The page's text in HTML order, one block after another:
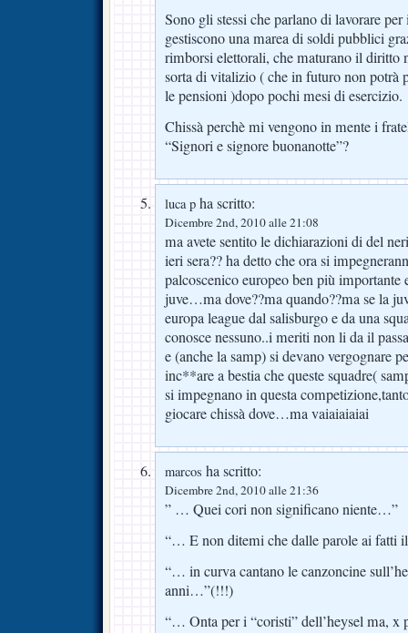
Sono gli stessi che parlano di lavorare per
gestiscono una marea di soldi pubblici
rimborsi elettorali, che maturano il diritto
sorta di vitalizio ( che in futuro non potrà
le pensioni )dopo pochi mesi di esercizio.
Chissà perchè mi vengono in mente i
“Signori e signore buonanotte”?
luca p ha scritto:
Dicembre 2nd, 2010 alle 21:08
ma avete sentito le dichiarazioni di del
ieri sera?? ha detto che ora si
palcoscenico europeo ben più importante
juve…ma dove??ma quando??ma se la
europa league dal salisburgo e da una
conosce nessuno..i meriti non li da il
e (anche la samp) si devano vergognare
inc**are a bestia che queste squadre(
si impegnano in questa
giocare chissà dove…ma vaiaiaiaiai
marcos ha scritto:
Dicembre 2nd, 2010 alle 21:36
” … Quei cori non significano niente…”
“… E non ditemi che dalle parole ai fatti
“… in curva cantano le canzoncine
anni…”(!!!)
“… Onta per i “coristi” dell’heysel ma,